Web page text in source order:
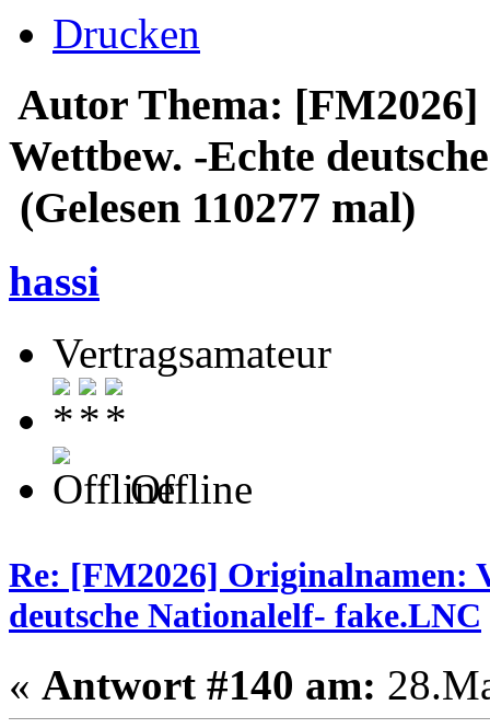
Drucken
Autor Thema:
Wettbew. -Echte
(Gelesen 110277 mal)
hassi
Vertragsamateur
Offline
Re: [FM2026] Originalnamen:
deutsche Nationalelf- fake.LNC
« Antwort #140 am: